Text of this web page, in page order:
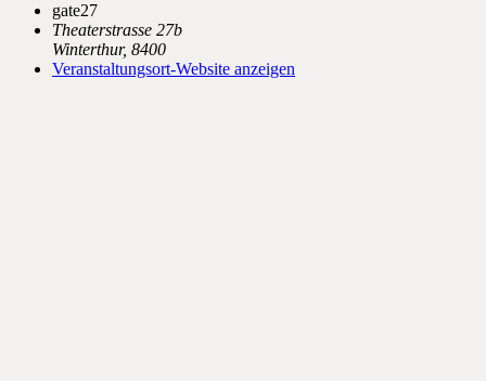
gate27
Theaterstrasse 27b
Winterthur, 8400
Veranstaltungsort-Website anzeigen